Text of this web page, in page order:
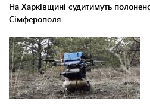
На Харківщині судитимуть
Сімферополя